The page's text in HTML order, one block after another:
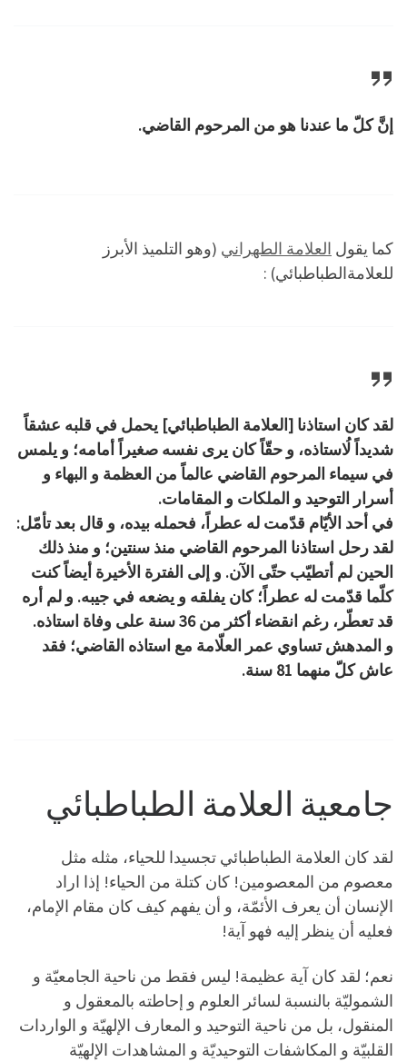
إنَّ كلّ ما عندنا هو من المرحوم القاضي.
كما يقول العلامة الطهراني (وهو التلميذ الأبرز
للعلامةالطباطبائي) :
لقد كان استاذنا [العلامة الطباطبائي] يحمل في قلبه عشقاً
شديداً لُاستاذه، و حقّاً كان يرى نفسه صغيراً أمامه؛ و يلمس
في سيماء المرحوم القاضي عالماً من العظمة و البهاء و
أسرار التوحيد و الملكات و المقامات.
في أحد الأيّام قدّمت له عطراً، فحمله بيده، و قال بعد تأمّل:
لقد رحل استاذنا المرحوم القاضي منذ سنتين؛ و منذ ذلك
الحين لم أتطيّب حتّى الآن. و إلى الفترة الأخيرة أيضاً كنت
كلّما قدّمت له عطراً؛ كان يفلقه و يضعه في جيبه. و لم أره
قد تعطّر، رغم انقضاء أكثر من 36 سنة على وفاة استاذه.
و المدهش تساوي عمر العلّامة مع استاذه القاضي؛ فقد
عاش كلّ منهما 81 سنة.
جامعية العلامة الطباطبائي
لقد كان العلامة الطباطبائي تجسيدا للحياء، مثله مثل
معصوم من المعصومين! كان كتلة من الحياء! إذا اراد
الإنسان أن يعرف الأئمّة، و أن يفهم كيف كان مقام الإمام،
فعليه أن ينظر إليه فهو آية!
نعم؛ لقد كان آية عظيمة! ليس فقط من ناحية الجامعيّة و
الشموليّة بالنسبة لسائر العلوم و إحاطته بالمعقول و
المنقول، بل من ناحية التوحيد و المعارف الإلهيّة و الواردات
القلبيّة و المكاشفات التوحيديّة و المشاهدات الإلهيّة